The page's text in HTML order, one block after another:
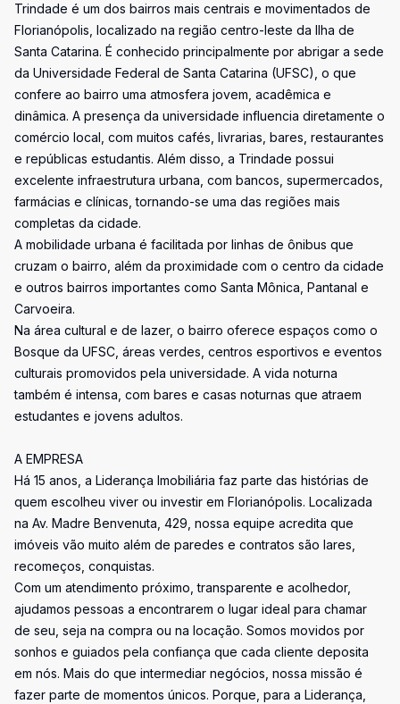
Trindade é um dos bairros mais centrais e movimentados de
Florianópolis, localizado na região centro-leste da Ilha de
Santa Catarina. É conhecido principalmente por abrigar a sede
da Universidade Federal de Santa Catarina (UFSC), o que
confere ao bairro uma atmosfera jovem, acadêmica e
dinâmica. A presença da universidade influencia diretamente o
comércio local, com muitos cafés, livrarias, bares, restaurantes
e repúblicas estudantis. Além disso, a Trindade possui
excelente infraestrutura urbana, com bancos, supermercados,
farmácias e clínicas, tornando-se uma das regiões mais
completas da cidade.
A mobilidade urbana é facilitada por linhas de ônibus que
cruzam o bairro, além da proximidade com o centro da cidade
e outros bairros importantes como Santa Mônica, Pantanal e
Carvoeira.
Na área cultural e de lazer, o bairro oferece espaços como o
Bosque da UFSC, áreas verdes, centros esportivos e eventos
culturais promovidos pela universidade. A vida noturna
também é intensa, com bares e casas noturnas que atraem
estudantes e jovens adultos.
A EMPRESA
Há 15 anos, a Liderança Imobiliária faz parte das histórias de
quem escolheu viver ou investir em Florianópolis. Localizada
na Av. Madre Benvenuta, 429, nossa equipe acredita que
imóveis vão muito além de paredes e contratos são lares,
recomeços, conquistas.
Com um atendimento próximo, transparente e acolhedor,
ajudamos pessoas a encontrarem o lugar ideal para chamar
de seu, seja na compra ou na locação. Somos movidos por
sonhos e guiados pela confiança que cada cliente deposita
em nós. Mais do que intermediar negócios, nossa missão é
fazer parte de momentos únicos. Porque, para a Liderança,